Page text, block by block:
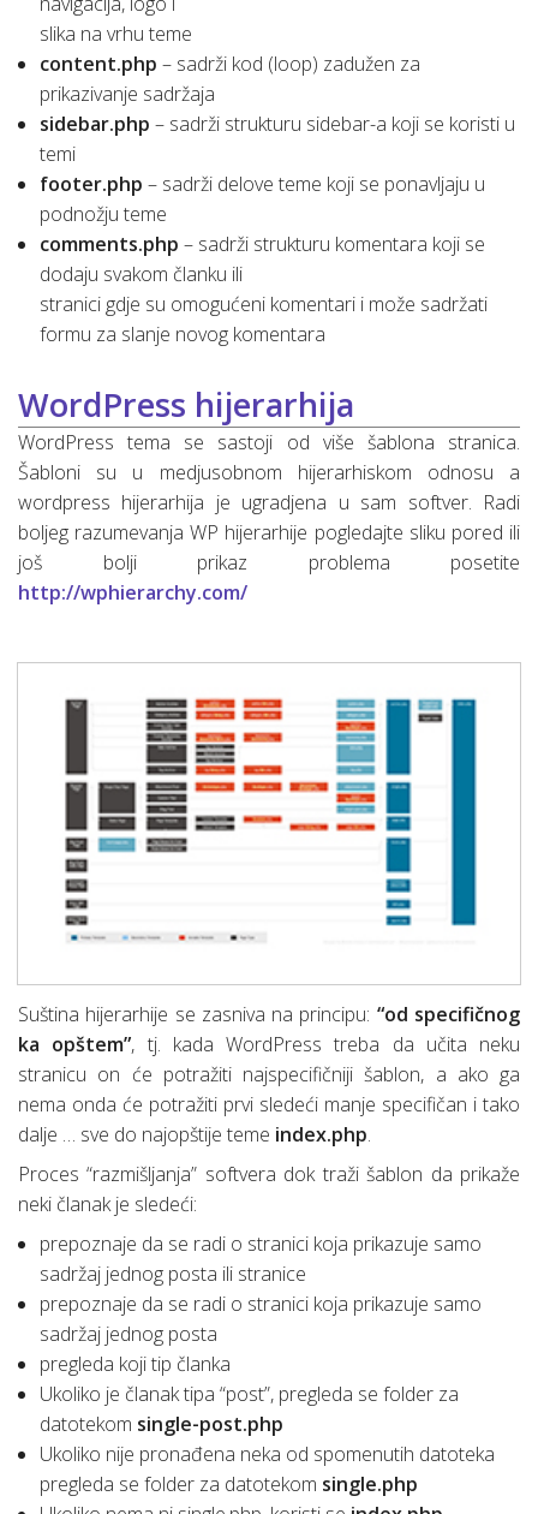
slika na vrhu teme
content.php – sadrži kod (loop) zadužen za
prikazivanje sadržaja
sidebar.php – sadrži strukturu sidebar-a koji se koristi u
temi
footer.php – sadrži delove teme koji se ponavljaju u
podnožju teme
comments.php – sadrži strukturu komentara koji se
dodaju svakom članku ili
stranici gdje su omogućeni komentari i može sadržati
formu za slanje novog komentara
WordPress hijerarhija
WordPress tema se sastoji od više šablona stranica.
Šabloni su u medjusobnom hijerarhiskom odnosu a
wordpress hijerarhija je ugradjena u sam softver. Radi
boljeg razumevanja WP hijerarhije pogledajte sliku pored ili
još bolji prikaz problema posetite
http://wphierarchy.com/
Suština hijerarhije se zasniva na principu: “od specifičnog
ka opštem”, tj. kada WordPress treba da učita neku
stranicu on će potražiti najspecifičniji šablon, a ako ga
nema onda će potražiti prvi sledeći manje specifičan i tako
dalje … sve do najopštije teme index.php.
Proces “razmišljanja” softvera dok traži šablon da prikaže
neki članak je sledeći:
prepoznaje da se radi o stranici koja prikazuje samo
sadržaj jednog posta ili stranice
prepoznaje da se radi o stranici koja prikazuje samo
sadržaj jednog posta
pregleda koji tip članka
Ukoliko je članak tipa “post”, pregleda se folder za
datotekom single-post.php
Ukoliko nije pronađena neka od spomenutih datoteka
pregleda se folder za datotekom single.php